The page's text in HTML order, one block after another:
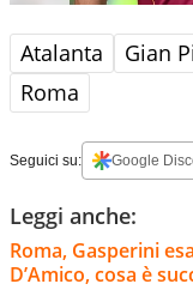
Atalanta Gian
Roma
Seguici su: Google
Leggi anche:
Roma, Gasperini
D’Amico, cosa è